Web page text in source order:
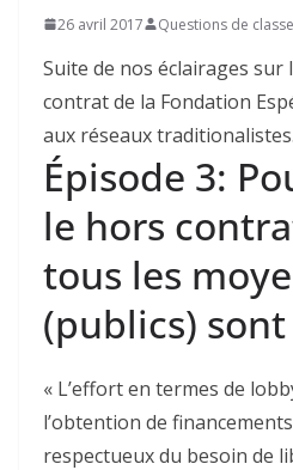
26 avril 2017 Questions de
Suite de nos éclairages sur
contrat de la Fondation
aux réseaux traditionalistes.
Épisode 3:
le hors
tous les
(publics)
« L’effort en termes de
l’obtention de
respectueux du besoin de